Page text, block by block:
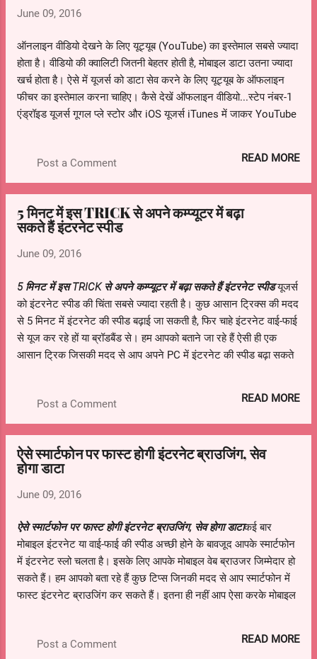
June 09, 2016
ऑनलाइन वीडियो देखने के लिए यूट्यूब (YouTube) का इस्तेमाल सबसे ज्यादा
होता है। वीडियो की क्वालिटी जितनी बेहतर होती है, मोबाइल डाटा उतना ज्यादा
खर्च होता है। ऐसे में यूजर्स को डाटा सेव करने के लिए यूट्यूब के ऑफलाइन
फीचर का इस्तेमाल करना चाहिए। कैसे देखें ऑफलाइन वीडियो...स्टेप नंबर-1
एंड्रॉइड यूजर्स गूगल प्ले स्टोर और iOS यूजर्स iTunes में जाकर YouTube
एंड्रॉइड और iOS यूजर्स यूट्यूब के ऐप को अपडेट करें। या फिर प्ले स्टोर से
इसका अपडेट ऐप इन्स्टॉल करें।आगे की स्लाइड्स पर जानें बाकी स्टेप्स
Post a Comment READ MORE
5 मिनट में इस TRICK से अपने कम्प्यूटर में बढ़ा
सकते हैं इंटरनेट स्पीड
June 09, 2016
5 मिनट में इस TRICK से अपने कम्प्यूटर में बढ़ा सकते हैं इंटरनेट स्पीडयूजर्स
को इंटरनेट स्पीड की चिंता सबसे ज्यादा रहती है। कुछ आसान ट्रिक्स की मदद
से 5 मिनट में इंटरनेट की स्पीड बढ़ाई जा सकती है, फिर चाहे इंटरनेट वाई-फाई
से यूज कर रहे हों या ब्रॉडबैंड से। हम आपको बताने जा रहे हैं ऐसी ही एक
आसान ट्रिक जिसकी मदद से आप अपने PC में इंटरनेट की स्पीड बढ़ा सकते
जानें इंटरनेट की स्पीड बढ़ाने के बाकी
स्टेप्स...http://gadgets.bhaskar.com/news-appshare/GAD-TPT-
minutes-5331870-PHO.html For more latest update,
download http://goo.gl/vcCDBL
Post a Comment READ MORE
ऐसे स्मार्टफोन पर फास्ट होगी इंटरनेट ब्राउजिंग, सेव
होगा डाटा
June 09, 2016
ऐसे स्मार्टफोन पर फास्ट होगी इंटरनेट ब्राउजिंग, सेव होगा डाटाकई बार
मोबाइल इंटरनेट या वाई-फाई की स्पीड अच्छी होने के बावजूद आपके स्मार्टफोन
में इंटरनेट स्लो चलता है। इसके लिए आपके मोबाइल वेब ब्राउजर जिम्मेदार हो
सकते हैं। हम आपको बता रहे हैं कुछ टिप्स जिनकी मदद से आप स्मार्टफोन में
फास्ट इंटरनेट ब्राउजिंग कर सकते हैं। इतना ही नहीं आप ऐसा करके मोबाइल
Post a Comment READ MORE